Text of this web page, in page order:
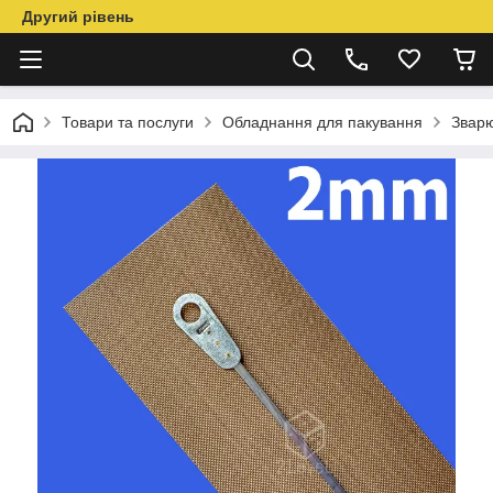
Другий рівень
Товари та послуги Обладнання для пакування